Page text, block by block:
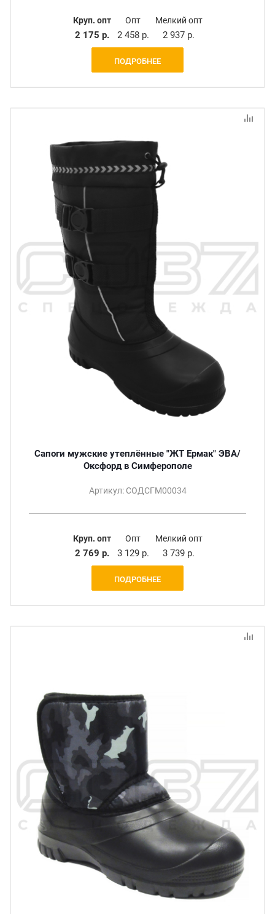
Круп. опт
2 175 р.
Опт
2 458 р.
Мелкий опт
2 937 р.
ПОДРОБНЕЕ
Сапоги мужские утеплённые "ЖТ Ермак" ЭВА/
Оксфорд в Симферополе
Артикул: СОДСГМ00034
Круп. опт
2 769 р.
Опт
3 129 р.
Мелкий опт
3 739 р.
ПОДРОБНЕЕ